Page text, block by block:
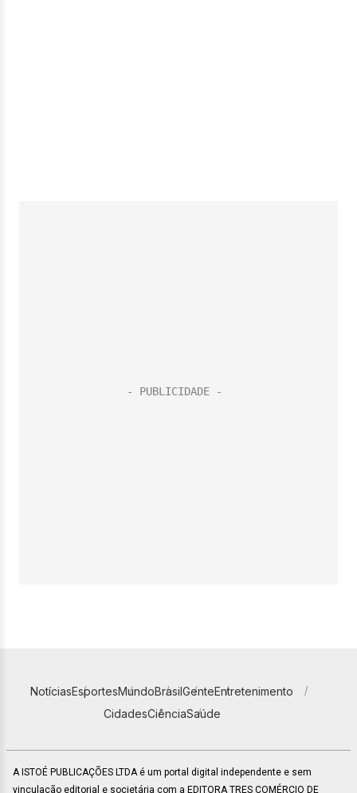
NotíciasEsportesMundoBrasilGenteEntretenimento
CidadesCiênciaSaúde
A ISTOÉ PUBLICAÇÕES LTDA é um portal digital independente e sem
vinculação editorial e societária com a EDITORA TRES COMÉRCIO DE